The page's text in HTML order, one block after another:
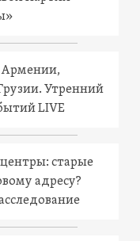
Утренний
LIVE
старые
адресу?